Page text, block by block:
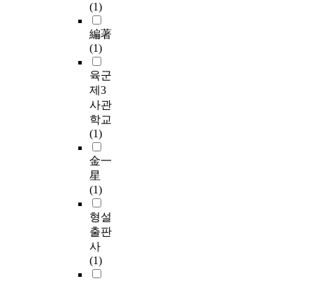
(1)
編著
(1)
육군
제3
사관
학교
(1)
金一
星
(1)
형설
출판
사
(1)